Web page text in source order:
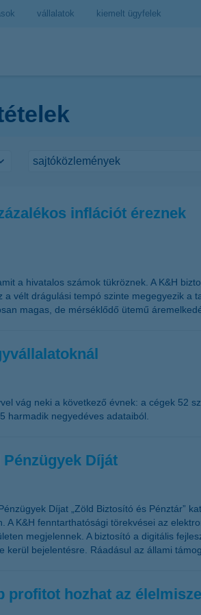
vállalatok kiemelt ügyfelek
inflációt éreznek
a hivatalos számok tükröznek. A K&H
vélt drágulási tempó szinte megegyezik
magas, de mérséklődő ütemű
vág neki a következő évnek: a cégek 52
harmadik negyedéves adataiból.
Díját
Díjat „Zöld Biztosító és Pénztár”
K&H fenntarthatósági törekvései az
megjelennek. A biztosító a digitális
bejelentésre. Ráadásul az állami
profitot hozhat az